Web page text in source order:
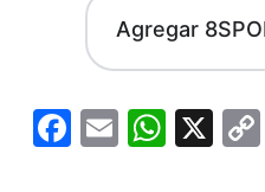
Agregar
Facebook
Email X